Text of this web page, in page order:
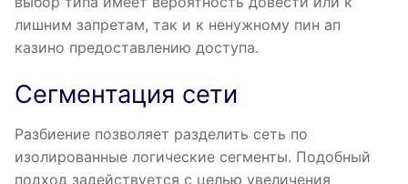
лишним запретам, так и к ненужному пин ап
казино предоставлению доступа.
Сегментация сети
Разбиение позволяет разделить сеть по
изолированные логические сегменты. Подобный
подход задействуется с целью увеличения